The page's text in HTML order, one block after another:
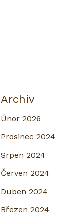
Archiv
Únor 2026
Prosinec 2024
Srpen 2024
Červen 2024
Duben 2024
Březen 2024